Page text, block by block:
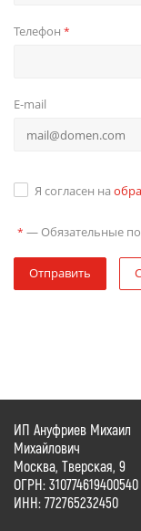
Телефон *
E-mail
Я согласен на
* — Обязательные
Отправить
ИП Ануфриев Михаил
Михайлович
Москва, Тверская, 9
ОГРН: 310774619400540
ИНН: 772765232450